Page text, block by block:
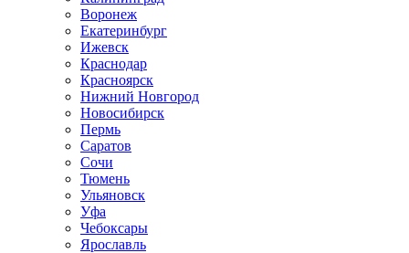
Воронеж
Екатеринбург
Ижевск
Краснодар
Красноярск
Нижний Новгород
Новосибирск
Пермь
Саратов
Сочи
Тюмень
Ульяновск
Уфа
Чебоксары
Ярославль